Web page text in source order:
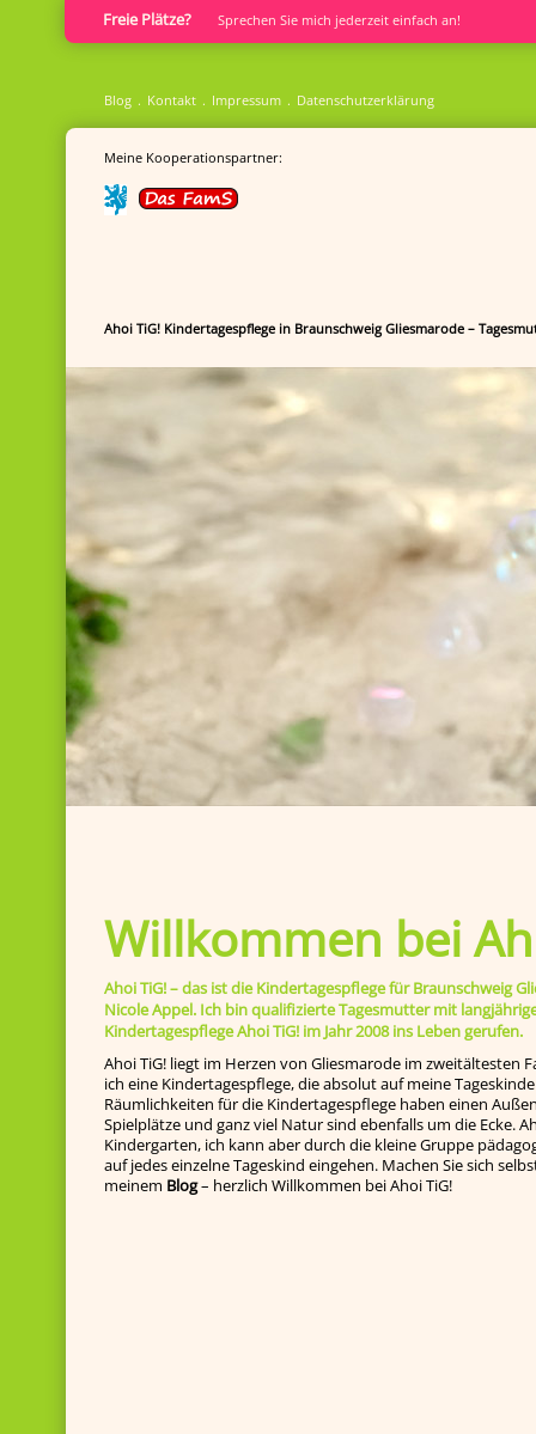
Freie Plätze? Sprech­en Sie mich jederzeit einfach an!
Blog Kontakt Impressum Datenschutzerklärung
Meine Kooperationspartner:
Ahoi TiG! Kindertagespflege in Braunschweig Gliesmarode –
Willkommen bei
Ahoi TiG! – das ist die Kindertagespflege für Braunschweig
Nicole Appel. Ich bin qualifizierte Tagesmutter mit
Kindertagespflege Ahoi TiG! im Jahr 2008 ins Leben gerufen.
Ahoi TiG! liegt im Herzen von Gliesmarode im zweitältesten
ich eine Kindertagespflege, die absolut auf meine
Räumlichkeiten für die Kindertagespflege haben einen
Spielplätze und ganz viel Natur sind ebenfalls um die Ecke.
Kindergarten, ich kann aber durch die kleine Gruppe
auf jedes einzelne Tageskind ein­gehen. Machen Sie sich
meinem Blog– herzlich Willkommen bei Ahoi TiG!